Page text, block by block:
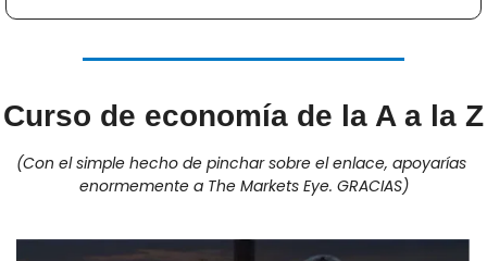
Curso de economía de la A a la Z
(Con el simple hecho de pinchar sobre el enlace, apoyarías
enormemente a The Markets Eye. GRACIAS)